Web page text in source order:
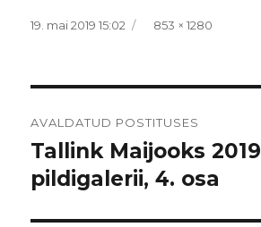
Postitatud
19. mai 2019 15:02 Täissuurus
853 × 1280
AVALDATUD POSTITUSES
Tallink Maijooks 2019
pildigalerii, 4. osa